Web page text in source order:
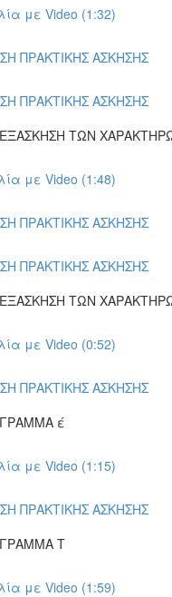
με Video (1:32)
ΠΡΑΚΤΙΚΗΣ ΑΣΚΗΣΗΣ
ΠΡΑΚΤΙΚΗΣ ΑΣΚΗΣΗΣ
ΕΞΑΣΚΗΣΗ ΤΩΝ
με Video (1:48)
ΠΡΑΚΤΙΚΗΣ ΑΣΚΗΣΗΣ
ΠΡΑΚΤΙΚΗΣ ΑΣΚΗΣΗΣ
ΤΩΝ
με Video (0:52)
ΠΡΑΚΤΙΚΗΣ ΑΣΚΗΣΗΣ
έ
με Video (1:15)
ΠΡΑΚΤΙΚΗΣ ΑΣΚΗΣΗΣ
Τ
με Video (1:59)